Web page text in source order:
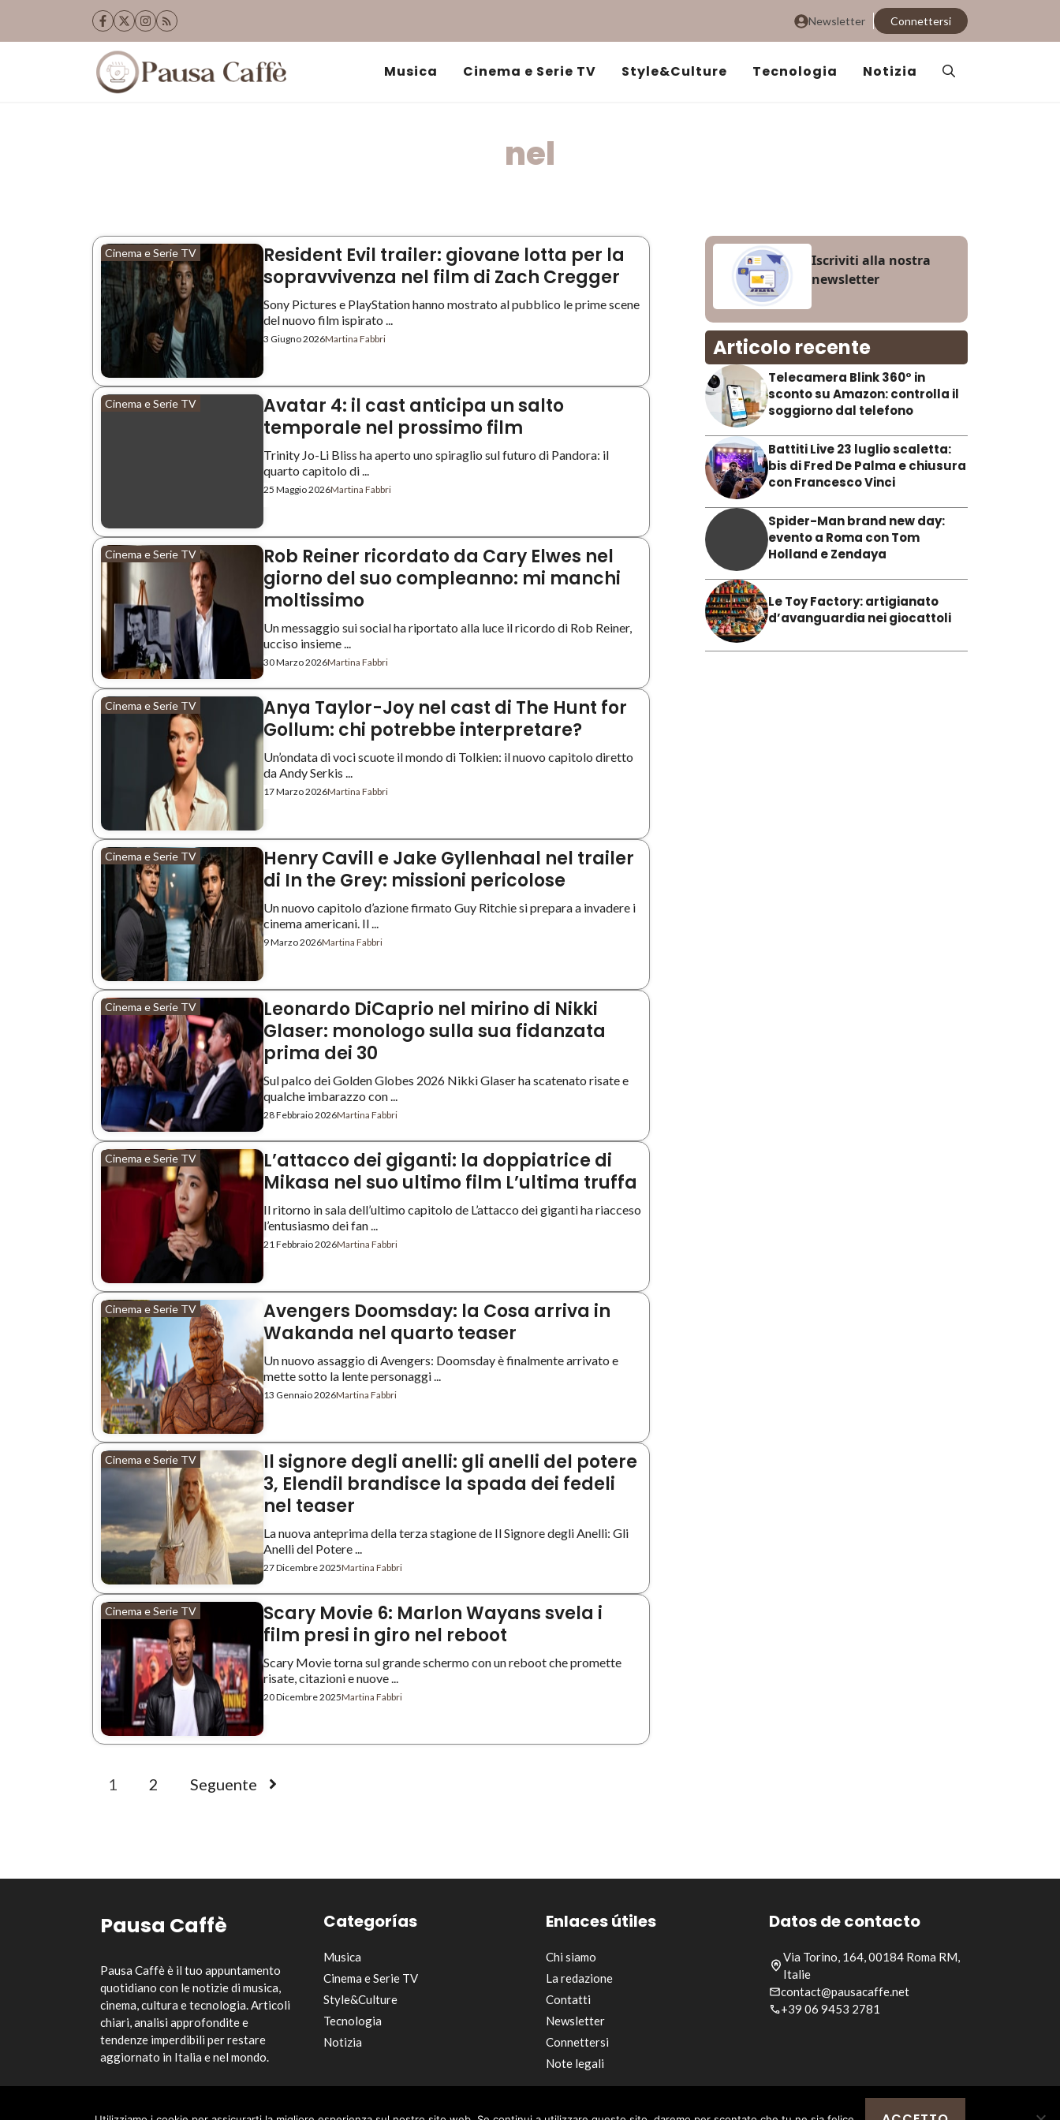
Newsletter Connettersi
Musica Cinema e Serie TV Style&Culture Tecnologia Notizia
nel
Cinema e Serie TV
Resident Evil trailer: giovane lotta per la
sopravvivenza nel film di Zach Cregger
Sony Pictures e PlayStation hanno mostrato al pubblico le prime scene
del nuovo film ispirato ...
3 Giugno 2026Martina Fabbri
Cinema e Serie TV
Avatar 4: il cast anticipa un salto
temporale nel prossimo film
Trinity Jo-Li Bliss ha aperto uno spiraglio sul futuro di Pandora: il
quarto capitolo di ...
25 Maggio 2026Martina Fabbri
Cinema e Serie TV
Rob Reiner ricordato da Cary Elwes nel
giorno del suo compleanno: mi manchi
moltissimo
Un messaggio sui social ha riportato alla luce il ricordo di Rob Reiner,
ucciso insieme ...
30 Marzo 2026Martina Fabbri
Cinema e Serie TV
Anya Taylor-Joy nel cast di The Hunt for
Gollum: chi potrebbe interpretare?
Un’ondata di voci scuote il mondo di Tolkien: il nuovo capitolo diretto
da Andy Serkis ...
17 Marzo 2026Martina Fabbri
Cinema e Serie TV
Henry Cavill e Jake Gyllenhaal nel trailer
di In the Grey: missioni pericolose
Un nuovo capitolo d’azione firmato Guy Ritchie si prepara a invadere i
cinema americani. Il ...
9 Marzo 2026Martina Fabbri
Cinema e Serie TV
Leonardo DiCaprio nel mirino di Nikki
Glaser: monologo sulla sua fidanzata
prima dei 30
Sul palco dei Golden Globes 2026 Nikki Glaser ha scatenato risate e
qualche imbarazzo con ...
28 Febbraio 2026Martina Fabbri
Cinema e Serie TV
L’attacco dei giganti: la doppiatrice di
Mikasa nel suo ultimo film L’ultima truffa
Il ritorno in sala dell’ultimo capitolo de L’attacco dei giganti ha riacceso
l’entusiasmo dei fan ...
21 Febbraio 2026Martina Fabbri
Cinema e Serie TV
Avengers Doomsday: la Cosa arriva in
Wakanda nel quarto teaser
Un nuovo assaggio di Avengers: Doomsday è finalmente arrivato e
mette sotto la lente personaggi ...
13 Gennaio 2026Martina Fabbri
Cinema e Serie TV
Il signore degli anelli: gli anelli del potere
3, Elendil brandisce la spada dei fedeli
nel teaser
La nuova anteprima della terza stagione de Il Signore degli Anelli: Gli
Anelli del Potere ...
27 Dicembre 2025Martina Fabbri
Cinema e Serie TV
Scary Movie 6: Marlon Wayans svela i
film presi in giro nel reboot
Scary Movie torna sul grande schermo con un reboot che promette
risate, citazioni e nuove ...
20 Dicembre 2025Martina Fabbri
1 2 Seguente
Iscriviti alla nostra
newsletter
Articolo recente
Telecamera Blink 360° in
sconto su Amazon: controlla il
soggiorno dal telefono
Battiti Live 23 luglio scaletta:
bis di Fred De Palma e chiusura
con Francesco Vinci
Spider-Man brand new day:
evento a Roma con Tom
Holland e Zendaya
Le Toy Factory: artigianato
d’avanguardia nei giocattoli
Pausa Caffè
Pausa Caffè è il tuo appuntamento
quotidiano con le notizie di musica,
cinema, cultura e tecnologia. Articoli
chiari, analisi approfondite e
tendenze imperdibili per restare
aggiornato in Italia e nel mondo.
Categorías
Musica
Cinema e Serie TV
Style&Culture
Tecnologia
Notizia
Enlaces útiles
Chi siamo
La redazione
Contatti
Newsletter
Connettersi
Note legali
Datos de contacto
Via Torino, 164, 00184 Roma RM,
Italie
contact@pausacaffe.net
+39 06 9453 2781
@ 2026 | © Tutti i diritti riservati - Pausa Caffè